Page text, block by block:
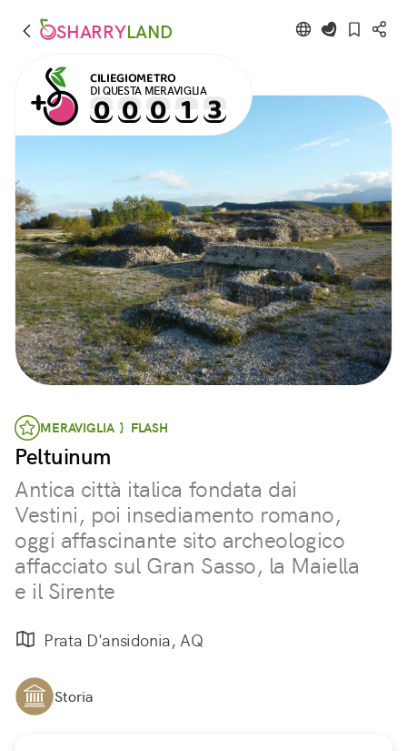
SHARRYLAND
CILIEGIOMETRO
DI QUESTA MERAVIGLIA
MERAVIGLIA } FLASH
Peltuinum
Antica città italica fondata dai
Vestini, poi insediamento romano,
oggi affascinante sito archeologico
affacciato sul Gran Sasso, la Maiella
e il Sirente
Prata D'ansidonia, AQ
Storia